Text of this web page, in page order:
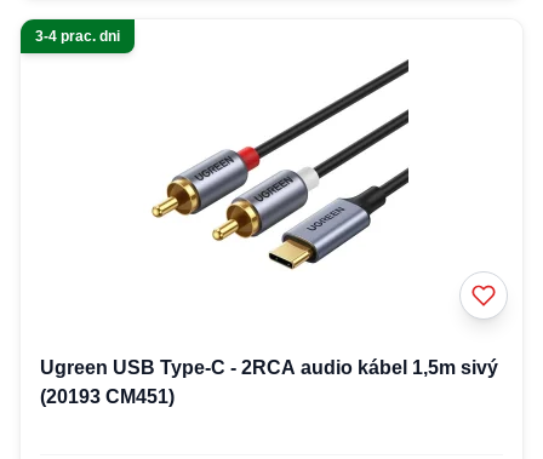
3-4 prac. dni
Ugreen USB Type-C - 2RCA audio kábel 1,5m sivý
(20193 CM451)